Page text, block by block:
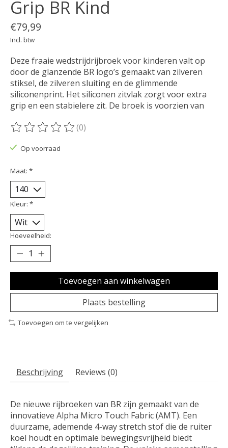
Grip BR Kind
€79,99
Incl. btw
Deze fraaie wedstrijdrijbroek voor kinderen valt op
door de glanzende BR logo’s gemaakt van zilveren
stiksel, de zilveren sluiting en de glimmende
siliconenprint. Het siliconen zitvlak zorgt voor extra
grip en een stabielere zit. De broek is voorzien van
De beoordeling van dit product is
(0)
Op voorraad
Maat: *
Kleur: *
Hoeveelheid:
Toevoegen aan winkelwagen
Plaats bestelling
Toevoegen om te vergelijken
Beschrijving Reviews (0)
De nieuwe rijbroeken van BR zijn gemaakt van de
innovatieve Alpha Micro Touch Fabric (AMT). Een
duurzame, ademende 4-way stretch stof die de ruiter
koel houdt en optimale bewegingsvrijheid biedt